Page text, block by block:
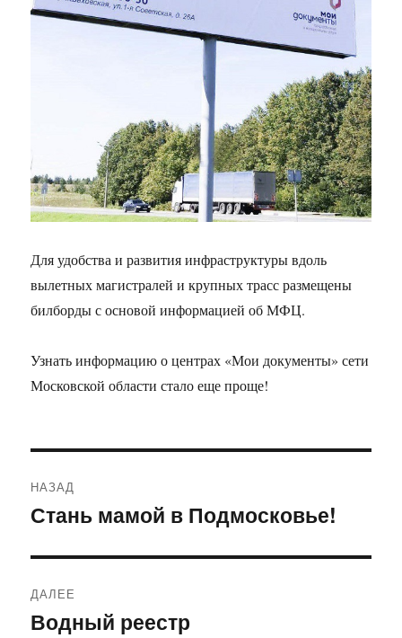
Для удобства и развития инфраструктуры вдоль
вылетных магистралей и крупных трасс размещены
билборды с основой информацией об МФЦ.
Узнать информацию о центрах «Мои документы» сети
Московской области стало еще проще!
по
НАЗАД
Предыдущая
Стань мамой в Подмосковье!
ДАЛЕЕ
Следующая
Водный реестр